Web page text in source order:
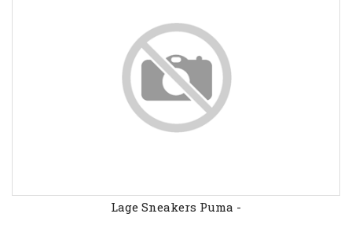
Lage Sneakers Puma -